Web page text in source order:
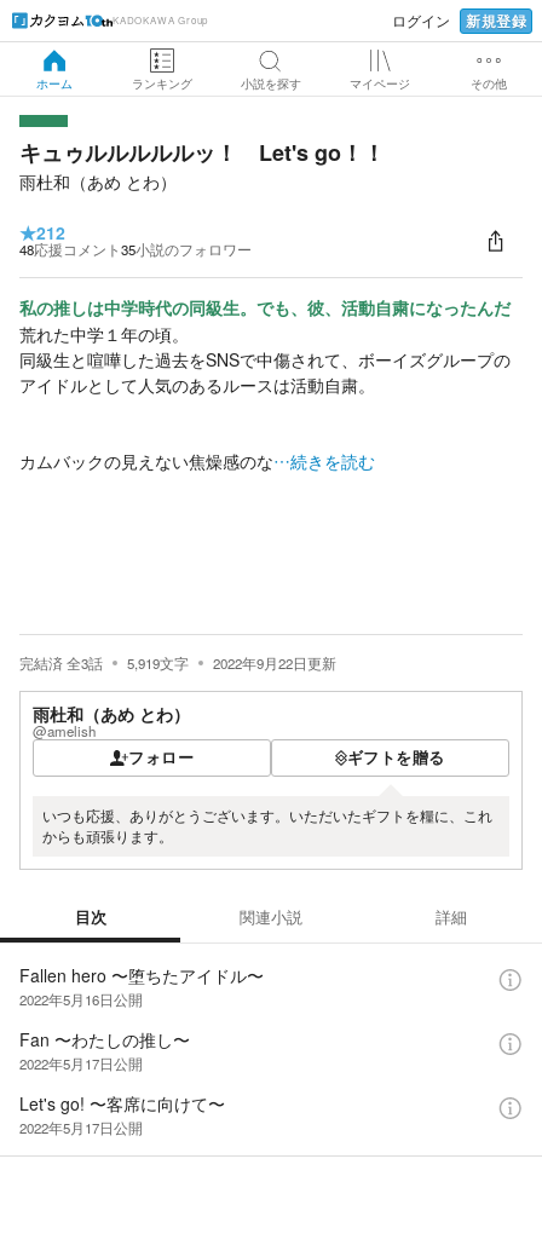
KADOKAWA Group ログイン 新規登録
ホーム ランキング 小説を探す マイページ その他
キュゥルルルルルッ！ Let's go！！
雨杜和（あめ とわ）
★212
48応援コメント35小説のフォロワー
私の推しは中学時代の同級生。でも、彼、活動自粛になったんだ
荒れた中学１年の頃。
同級生と喧嘩した過去をSNSで中傷されて、ボーイズグループの
アイドルとして人気のあるルースは活動自粛。
カムバックの見えない焦燥感のな…続きを読む
完結済全3話 5,919文字 2022年9月22日更新
雨杜和（あめ とわ）
@amelish
フォロー ギフトを贈る
いつも応援、ありがとうございます。いただいたギフトを糧に、これ
からも頑張ります。
目次 関連小説 詳細
Fallen hero 〜堕ちたアイドル〜
2022年5月16日公開
Fan 〜わたしの推し〜
2022年5月17日公開
Let's go! 〜客席に向けて〜
2022年5月17日公開